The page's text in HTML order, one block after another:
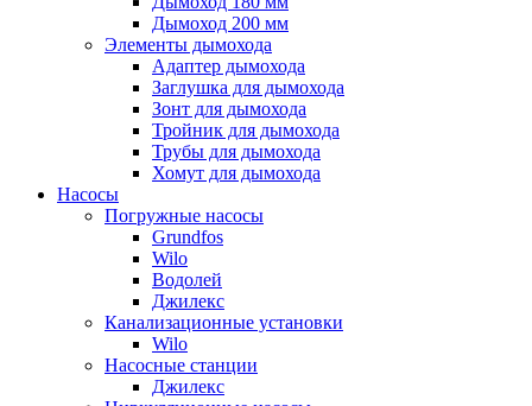
Дымоход 200 мм
Элементы дымохода
Адаптер дымохода
Заглушка для дымохода
Зонт для дымохода
Тройник для дымохода
Трубы для дымохода
Хомут для дымохода
Насосы
Погружные насосы
Grundfos
Wilo
Водолей
Джилекс
Канализационные установки
Wilo
Насосные станции
Джилекс